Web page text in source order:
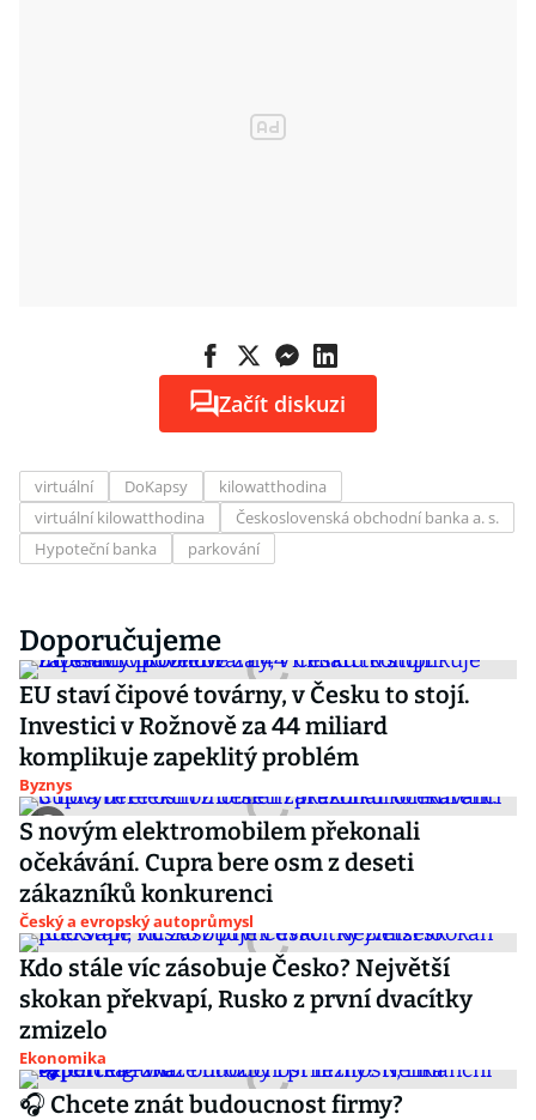
Začít diskuzi
virtuální DoKapsy
kilowatthodina
virtuální kilowatthodina
Československá obchodní banka a. s.
Hypoteční banka
parkování
Doporučujeme
EU staví čipové továrny, v Česku to stojí.
Investici v Rožnově za 44 miliard
komplikuje zapeklitý problém
Byznys
S novým elektromobilem překonali
očekávání. Cupra bere osm z deseti
zákazníků konkurenci
Český a evropský autoprůmysl
Kdo stále víc zásobuje Česko? Největší
skokan překvapí, Rusko z první dvacítky
zmizelo
Ekonomika
🎧 Chcete znát budoucnost firmy?